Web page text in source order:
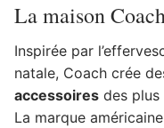
La maison
Inspirée par
natale, Coach crée
accessoires des plus
La marque